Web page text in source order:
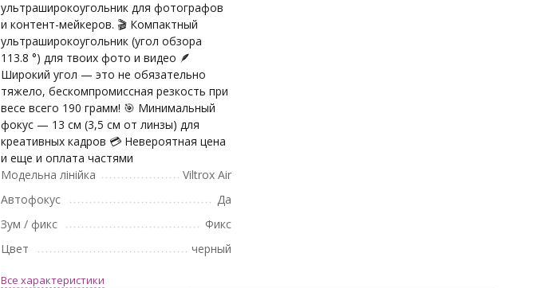
ультраширокоугольник для фотографов
и контент-мейкеров. 🎬 Компактный
ультраширокоугольник (угол обзора
113.8 °) для твоих фото и видео 🪶
Широкий угол — это не обязательно
тяжело, бескомпромиссная резкость при
весе всего 190 грамм! 🎯 Минимальный
фокус — 13 см (3,5 см от линзы) для
креативных кадров 💳 Невероятная цена
и еще и оплата частями
Модельна лінійка
Viltrox Air
Автофокус
Да
Зум / фикс
Фикс
Цвет
черный
Все характеристики